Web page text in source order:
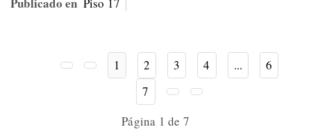
1 2 3 4 ...
6
7
Página 1 de 7